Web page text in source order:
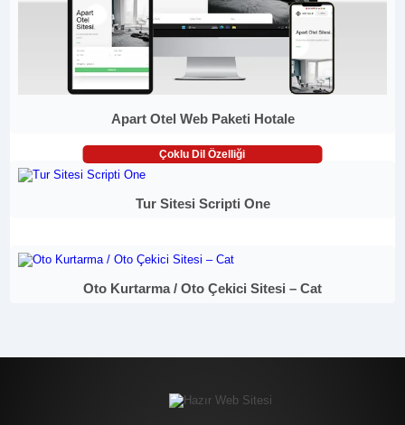
Apart Otel Web Paketi Hotale
Çoklu Dil Özelliği
Tur Sitesi Scripti One
Oto Kurtarma / Oto Çekici Sitesi – Cat